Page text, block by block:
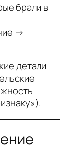
брали в
→
детали